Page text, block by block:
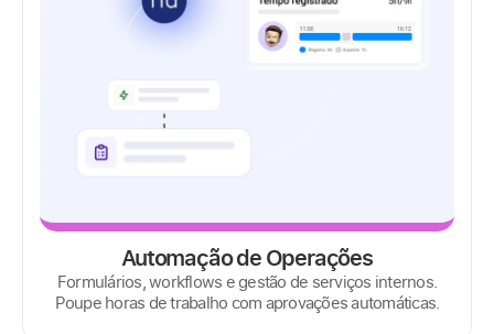
Automação de Operações
Formulários, workflows e gestão de serviços internos.
Poupe horas de trabalho com aprovações automáticas.